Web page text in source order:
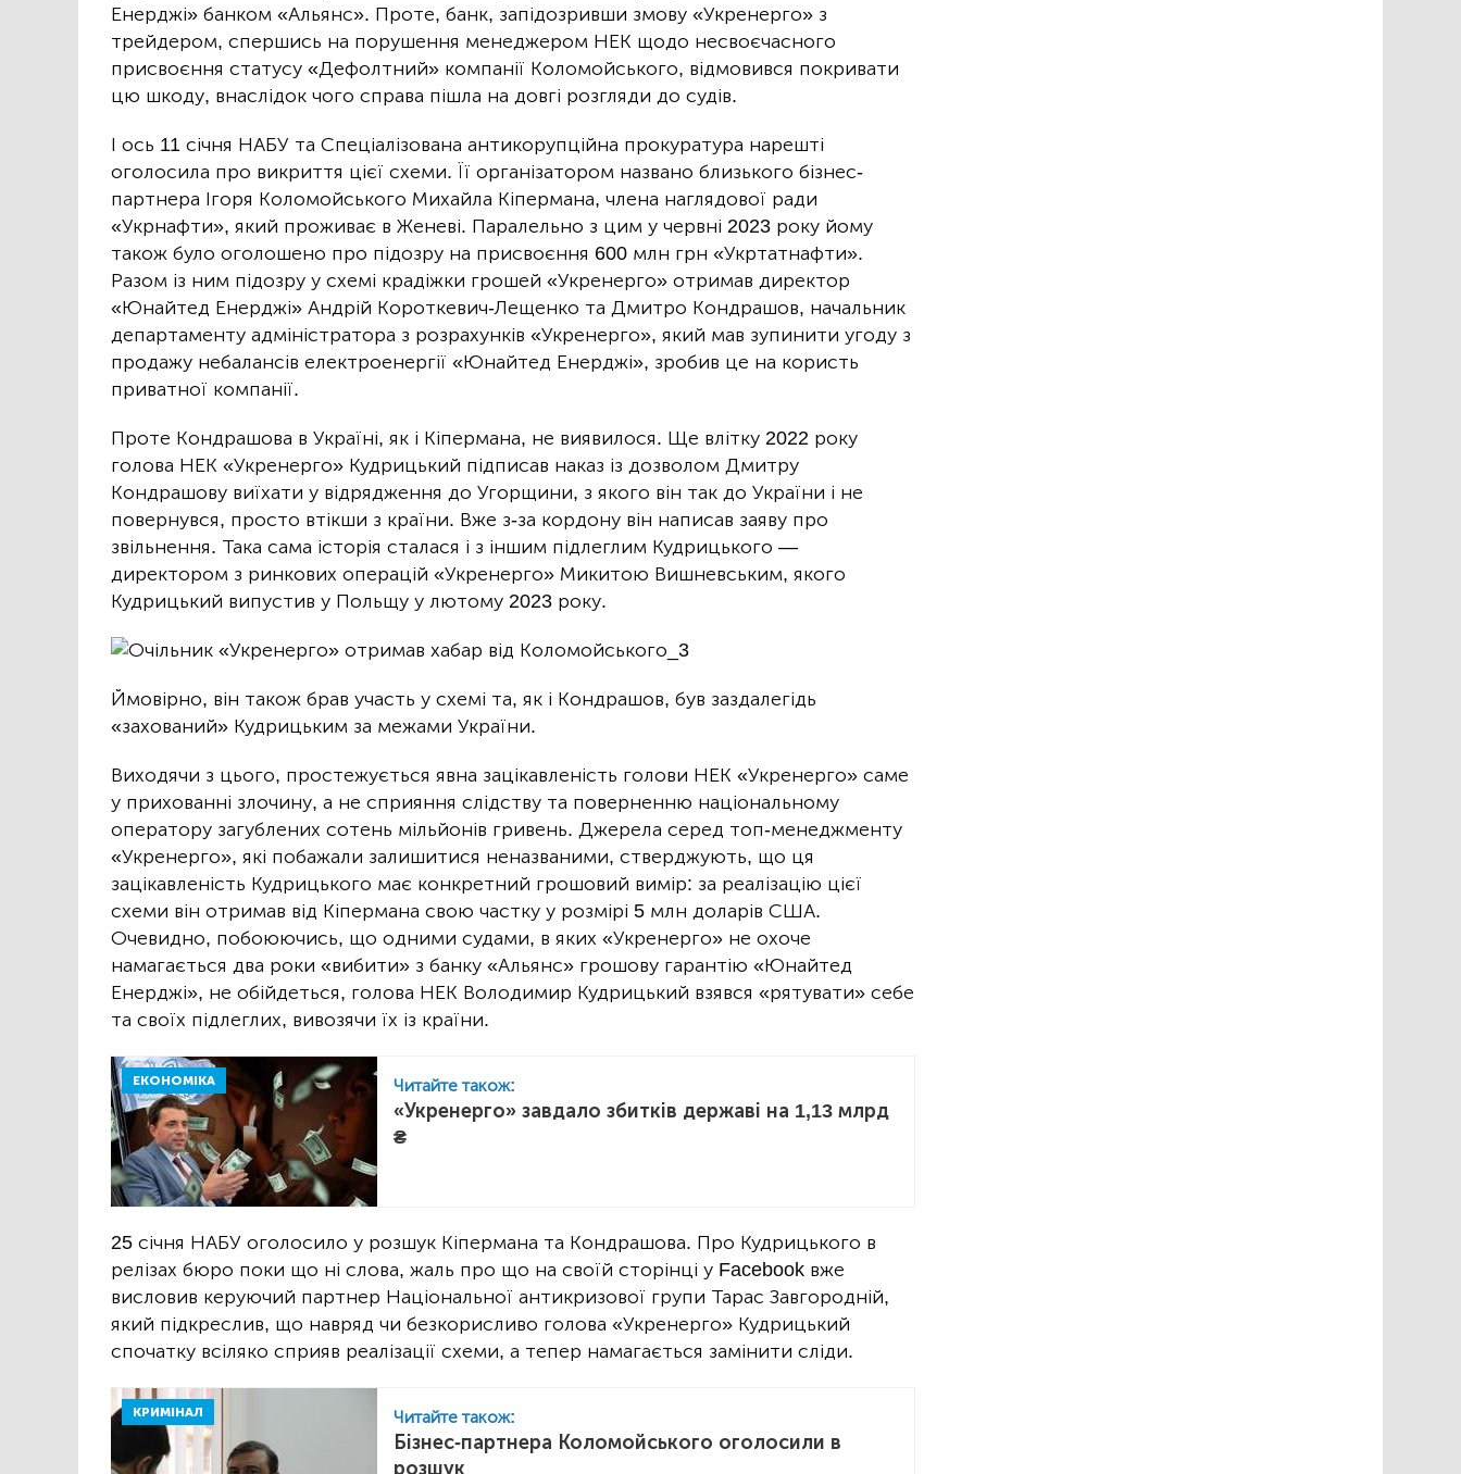
Енерджі» банком «Альянс». Проте, банк, запідозривши змову «Укренерго» з
трейдером, спершись на порушення менеджером НЕК щодо несвоєчасного
присвоєння статусу «Дефолтний» компанії Коломойського, відмовився покривати
цю шкоду, внаслідок чого справа пішла на довгі розгляди до судів.
І ось 11 січня НАБУ та Спеціалізована антикорупційна прокуратура нарешті
оголосила про викриття цієї схеми. Її організатором названо близького бізнес-
партнера Ігоря Коломойського Михайла Кіпермана, члена наглядової ради
«Укрнафти», який проживає в Женеві. Паралельно з цим у червні 2023 року йому
також було оголошено про підозру на присвоєння 600 млн грн «Укртатнафти».
Разом із ним підозру у схемі крадіжки грошей «Укренерго» отримав директор
«Юнайтед Енерджі» Андрій Короткевич-Лещенко та Дмитро Кондрашов, начальник
департаменту адміністратора з розрахунків «Укренерго», який мав зупинити угоду з
продажу небалансів електроенергії «Юнайтед Енерджі», зробив це на користь
приватної компанії.
Проте Кондрашова в Україні, як і Кіпермана, не виявилося. Ще влітку 2022 року
голова НЕК «Укренерго» Кудрицький підписав наказ із дозволом Дмитру
Кондрашову виїхати у відрядження до Угорщини, з якого він так до України і не
повернувся, просто втікши з країни. Вже з-за кордону він написав заяву про
звільнення. Така сама історія сталася і з іншим підлеглим Кудрицького —
директором з ринкових операцій «Укренерго» Микитою Вишневським, якого
Кудрицький випустив у Польщу у лютому 2023 року.
Ймовірно, він також брав участь у схемі та, як і Кондрашов, був заздалегідь
«захований» Кудрицьким за межами України.
Виходячи з цього, простежується явна зацікавленість голови НЕК «Укренерго» саме
у прихованні злочину, а не сприяння слідству та поверненню національному
оператору загублених сотень мільйонів гривень. Джерела серед топ-менеджменту
«Укренерго», які побажали залишитися неназваними, стверджують, що ця
зацікавленість Кудрицького має конкретний грошовий вимір: за реалізацію цієї
схеми він отримав від Кіпермана свою частку у розмірі 5 млн доларів США.
Очевидно, побоюючись, що одними судами, в яких «Укренерго» не охоче
намагається два роки «вибити» з банку «Альянс» грошову гарантію «Юнайтед
Енерджі», не обійдеться, голова НЕК Володимир Кудрицький взявся «рятувати» себе
та своїх підлеглих, вивозячи їх із країни.
ЕКОНОМІКА Читайте також:
«Укренерго» завдало збитків державі на 1,13 млрд
₴
25 січня НАБУ оголосило у розшук Кіпермана та Кондрашова. Про Кудрицького в
релізах бюро поки що ні слова, жаль про що на своїй сторінці у Facebook вже
висловив керуючий партнер Національної антикризової групи Тарас Завгородній,
який підкреслив, що навряд чи безкорисливо голова «Укренерго» Кудрицький
спочатку всіляко сприяв реалізації схеми, а тепер намагається замінити сліди.
КРИМІНАЛ Читайте також:
Бізнес-партнера Коломойського оголосили в
розшук